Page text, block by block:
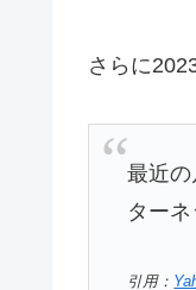
さらに
最近
ター
引用：